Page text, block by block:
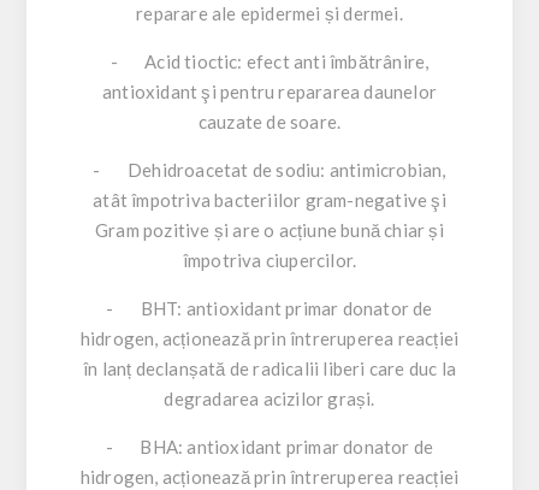
reparare ale epidermei și dermei.
- Acid tioctic: efect anti îmbătrânire,
antioxidant şi pentru repararea daunelor
cauzate de soare.
- Dehidroacetat de sodiu: antimicrobian,
atât împotriva bacteriilor gram-negative şi
Gram pozitive și are o acțiune bună chiar și
împotriva ciupercilor.
- BHT: antioxidant primar donator de
hidrogen, acționează prin întreruperea reacției
în lanț declanșată de radicalii liberi care duc la
degradarea acizilor grași.
- BHA: antioxidant primar donator de
hidrogen, acționează prin întreruperea reacției